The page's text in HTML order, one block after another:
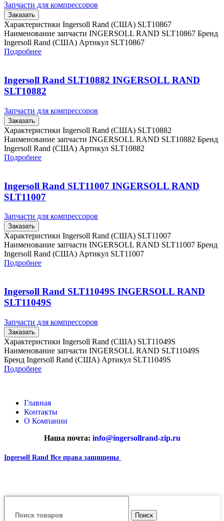
Запчасти для компрессоров
Заказать
Характеристики Ingersoll Rand (США) SLT10867
Наименование запчасти INGERSOLL RAND SLT10867 Бренд
Ingersoll Rand (США) Артикул SLT10867
Подробнее
Ingersoll Rand SLT10882 INGERSOLL RAND
SLT10882
Запчасти для компрессоров
Заказать
Характеристики Ingersoll Rand (США) SLT10882
Наименование запчасти INGERSOLL RAND SLT10882 Бренд
Ingersoll Rand (США) Артикул SLT10882
Подробнее
Ingersoll Rand SLT11007 INGERSOLL RAND
SLT11007
Запчасти для компрессоров
Заказать
Характеристики Ingersoll Rand (США) SLT11007
Наименование запчасти INGERSOLL RAND SLT11007 Бренд
Ingersoll Rand (США) Артикул SLT11007
Подробнее
Ingersoll Rand SLT11049S INGERSOLL RAND
SLT11049S
Запчасти для компрессоров
Заказать
Характеристики Ingersoll Rand (США) SLT11049S
Наименование запчасти INGERSOLL RAND SLT11049S
Бренд Ingersoll Rand (США) Артикул SLT11049S
Подробнее
Главная
Контакты
О Компании
Наша почта: info@ingersollrand-zip.ru
Ingersoll Rand Все права защищены
Поиск